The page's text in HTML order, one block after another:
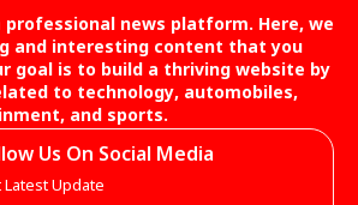
professional news platform. Here, we
and interesting content that you
goal is to build a thriving website by
to technology, automobiles,
and sports.
Us On Social Media
Latest Update